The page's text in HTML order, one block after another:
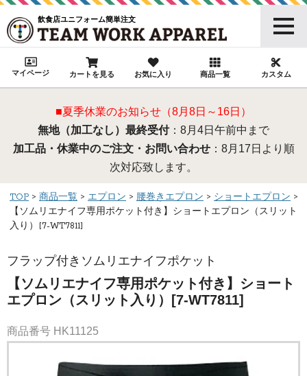
飲食店ユニフォーム簡単注文
マイページ カートを見る お気に入り 商品一覧 カスタム
■夏季休業のお知らせ（8月8日～16日）
無地（加工なし）最終受付：8月4日午前中まで
加工品・休業中のご注文・お問い合わせ：8月17日より順
次対応致します。
TOP 商品一覧 エプロン 腰巻きエプロン
ショートエプロン
【ソムリエナイフ専用ポケット付き】ショートエプロン（スリット
入り）[7-WT7811]
フラップ付きソムリエナイフポケット
【ソムリエナイフ専用ポケット付き】ショート
エプロン（スリット入り）[7-WT7811]
商品番号 HK11125